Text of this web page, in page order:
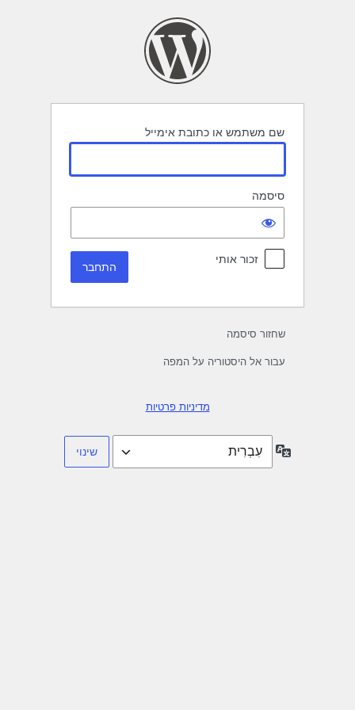
שם משתמש או כתובת אימייל
סיסמה
זכור אותי
שחזור סיסמה
עבור אל היסטוריה על המפה
מדיניות פרטיות
שפה